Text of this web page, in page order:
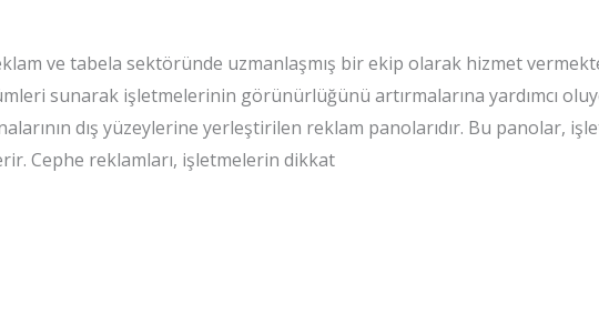
ve tabela sektöründe uzmanlaşmış bir ekip olarak hizmet
sunarak işletmelerinin görünürlüğünü artırmalarına yardımcı
dış yüzeylerine yerleştirilen reklam panolarıdır. Bu panolar,
Cephe reklamları, işletmelerin dikkat